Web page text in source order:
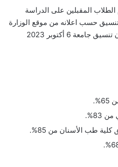
كل عام الطلاب المقبلين على الدراسة
حسب اعلانه من موقع الوزارة
للجامعات الخاصة والأهلية ويكون تنسيق جامعة 6 أكتوبر 2023